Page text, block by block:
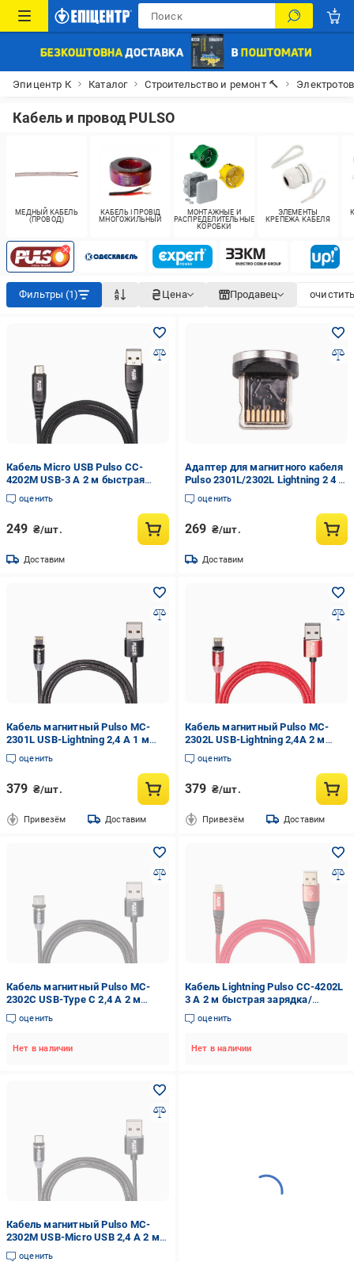
Эпицентр К Каталог Строительство и ремонт 🔨
Кабель и провод PULSO
МЕДНЫЙ КАБЕЛЬ
(ПРОВОД)
КАБЕЛЬ І ПРОВІД
МНОГОЖИЛЬНЫЙ
МОНТАЖНЫЕ И
РАСПРЕДЕЛИТЕЛЬНЫЕ
КОРОБКИ
ЭЛЕМЕНТЫ
КРЕПЕЖА КАБЕЛЯ
Фильтры (1) Цена Продавец
Кабель Micro USB Pulso CC-
4202M USB-3 А 2 м быстрая
зарядка/передача данных Black
(115421)
оценить
249 ₴/шт.
Доставим
Адаптер для магнитного кабеля
Pulso 2301L/2302L Lightning 2 4 А
(MC-2301L/2302L)
оценить
269 ₴/шт.
Доставим
Кабель магнитный Pulso MC-
2301L USB-Lightning 2,4 А 1 м
только зарядка Black (115408)
оценить
379 ₴/шт.
Привезём Доставим
Кабель магнитный Pulso MC-
2302L USB-Lightning 2,4А 2 м
только зарядка Red (115411)
оценить
379 ₴/шт.
Привезём Доставим
Кабель магнитный Pulso MC-
2302C USB-Type C 2,4 А 2 м
только зарядка Black (115414)
оценить
Нет в наличии
Кабель Lightning Pulso CC-4202L
3 А 2 м быстрая зарядка/
передача данных Red (115419)
оценить
Нет в наличии
Кабель магнитный Pulso MC-
2302M USB-Micro USB 2,4 А 2 м
только зарядка Black (115412)
оценить